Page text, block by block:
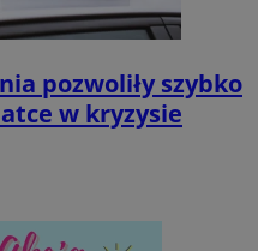
pozwoliły szybko
w kryzysie